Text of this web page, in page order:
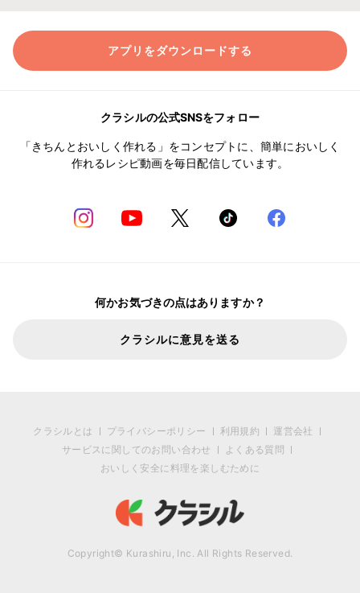
アプリをダウンロードする
クラシルの公式SNSをフォロー
「きちんとおいしく作れる」をコンセプトに、簡単においしく
作れるレシピ動画を毎日配信しています。
何かお気づきの点はありますか？
クラシルに意見を送る
クラシルとは プライバシーポリシー 利用規約
運営会社
サービスに関してのお問い合わせ
よくある質問
おいしく安全に料理を楽しむために
Copyright© Kurashiru, Inc. All Rights Reserved.